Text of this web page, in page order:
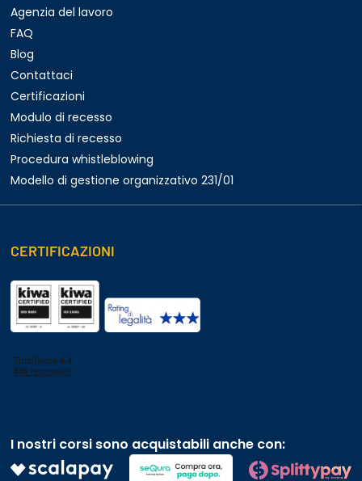
Agenzia del lavoro
FAQ
Blog
Contattaci
Certificazioni
Modulo di recesso
Richiesta di recesso
Procedura whistleblowing
Modello di gestione organizzativo 231/01
CERTIFICAZIONI
I nostri corsi sono acquistabili anche con: